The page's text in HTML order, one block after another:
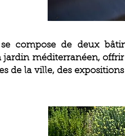
compose de deux
méditerranéen,
de la ville, des